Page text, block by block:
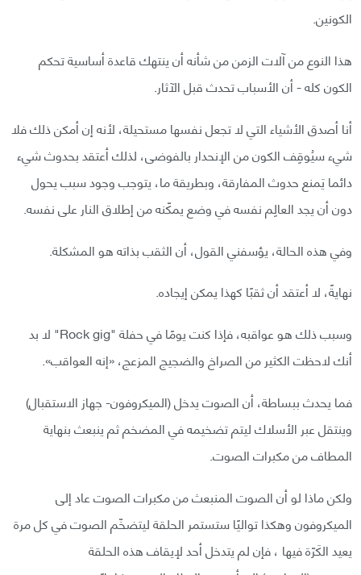
الكونين.
هذا النوع من آلات الزمن من شأنه أن ينتهك قاعدة أساسية تحكم
الكون كله - أن الأسباب تحدث قبل الآثار.
أنا أصدق الأشياء التي لا تجعل نفسها مستحيلة، لأنه إن أمكن ذلك فلا
شيء سيُوقِف الكون من الإنحدار بالفوضى، لذلك أعتقد بحدوث شيء
دائما يَمنع حدوث المفارقة، وبطريقة ما، يتوجب وجود سبب يحول
دون أن يجد العالِم نفسه في وضع يمكّنه من إطلاق النار على نفسه.
وفي هذه الحالة، يؤسفني القول، أن الثقب بذاته هو المشكلة.
نهايةً، لا أعتقد أن ثقبًا كهذا يمكن إيجاده.
وسبب ذلك هو عواقبه، فإذا كنت يومًا في حفلة "Rock gig" لا بد
أنك لاحظت الكثير من الصراخ والضجيج المزعج، «إنه العواقب».
فما يحدث ببساطة، أن الصوت يدخل (الميكروفون- جهاز الاستقبال)
وينتقل عبر الأسلاك ليتم تضخيمه في المضخم ثم ينبعث بنهاية
المطاف من مكبرات الصوت.
ولكن ماذا لو أن الصوت المنبعث من مكبرات الصوت عاد إلى
الميكروفون وهكذا تواليًا ستستمر الحلقة ليتضخّم الصوت في كل مرة
يعيد الكَرّة فيها ، فإن لم يتدخل أحد لإيقاف هذه الحلقة